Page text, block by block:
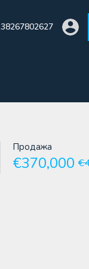
38267802627
38267802627
Продажа
€370,000